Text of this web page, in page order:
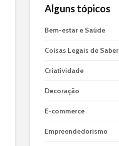
Alguns tópicos
Bem-estar e Saúde
Coisas Legais de Saber
Criatividade
Decoração
E-commerce
Empreendedorismo